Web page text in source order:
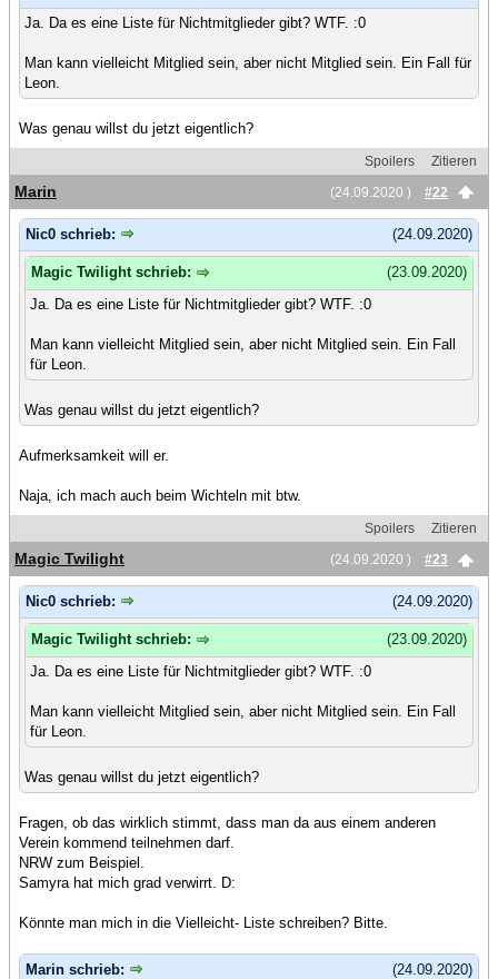
Ja. Da es eine Liste für Nichtmitglieder gibt? WTF. :0
Man kann vielleicht Mitglied sein, aber nicht Mitglied sein. Ein Fall für
Leon.
Was genau willst du jetzt eigentlich?
Spoilers
Zitieren
(24.09.2020 )
#22
Marin
(24.09.2020)
Nic0 schrieb:
(23.09.2020)
Magic Twilight schrieb:
Ja. Da es eine Liste für Nichtmitglieder gibt? WTF. :0
Man kann vielleicht Mitglied sein, aber nicht Mitglied sein. Ein Fall
für Leon.
Was genau willst du jetzt eigentlich?
Aufmerksamkeit will er.
Naja, ich mach auch beim Wichteln mit btw.
Spoilers
Zitieren
(24.09.2020 )
#23
Magic Twilight
(24.09.2020)
Nic0 schrieb:
(23.09.2020)
Magic Twilight schrieb:
Ja. Da es eine Liste für Nichtmitglieder gibt? WTF. :0
Man kann vielleicht Mitglied sein, aber nicht Mitglied sein. Ein Fall
für Leon.
Was genau willst du jetzt eigentlich?
Fragen, ob das wirklich stimmt, dass man da aus einem anderen
Verein kommend teilnehmen darf.
NRW zum Beispiel.
Samyra hat mich grad verwirrt. D:
Könnte man mich in die Vielleicht- Liste schreiben? Bitte.
(24.09.2020)
Marin schrieb: